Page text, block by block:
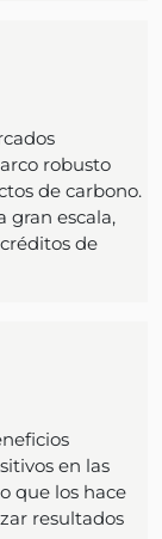
robusto
de carbono.
gran escala,
de
en las
que los hace
resultados